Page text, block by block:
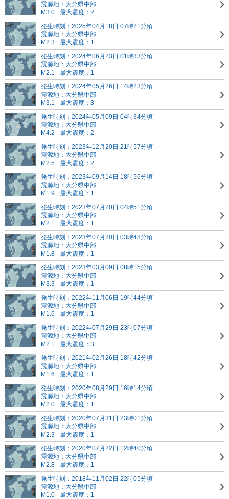
震源地：大分県中部
M3.0
最大震度：2
発生時刻：2025年04月18日 07時21分頃
震源地：大分県中部
M2.3
最大震度：1
発生時刻：2024年06月23日 01時33分頃
震源地：大分県中部
M2.1
最大震度：1
発生時刻：2024年05月26日 14時23分頃
震源地：大分県中部
M3.1
最大震度：3
発生時刻：2024年05月09日 04時34分頃
震源地：大分県中部
M4.2
最大震度：2
発生時刻：2023年12月20日 21時57分頃
震源地：大分県中部
M2.5
最大震度：2
発生時刻：2023年09月14日 18時56分頃
震源地：大分県中部
M1.9
最大震度：1
発生時刻：2023年07月20日 04時51分頃
震源地：大分県中部
M2.1
最大震度：1
発生時刻：2023年07月20日 03時48分頃
震源地：大分県中部
M1.8
最大震度：1
発生時刻：2023年03月09日 08時15分頃
震源地：大分県中部
M3.3
最大震度：1
発生時刻：2022年11月06日 19時44分頃
震源地：大分県中部
M1.6
最大震度：1
発生時刻：2022年07月29日 23時07分頃
震源地：大分県中部
M2.1
最大震度：3
発生時刻：2021年02月26日 18時42分頃
震源地：大分県中部
M1.6
最大震度：1
発生時刻：2020年08月29日 16時14分頃
震源地：大分県中部
M2.0
最大震度：1
発生時刻：2020年07月31日 23時01分頃
震源地：大分県中部
M2.3
最大震度：1
発生時刻：2020年07月22日 12時40分頃
震源地：大分県中部
M2.8
最大震度：1
発生時刻：2018年11月02日 22時05分頃
震源地：大分県中部
M1.0
最大震度：1